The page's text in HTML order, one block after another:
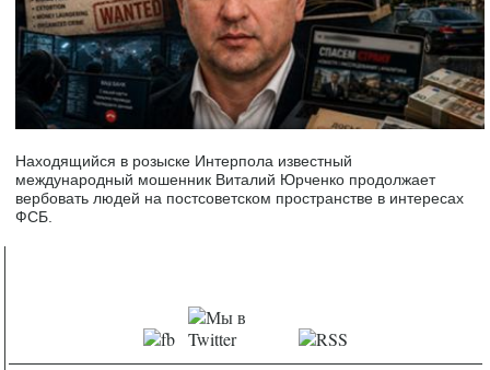
Находящийся в розыске Интерпола известный
международный мошенник Виталий Юрченко продолжает
вербовать людей на постсоветском пространстве в интересах
ФСБ.